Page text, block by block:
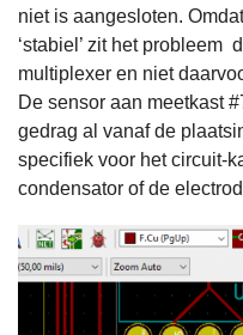
niet is aangesloten.
‘stabiel’ zit het probleem
multiplexer en niet
De sensor aan meetkast
gedrag al vanaf de
specifiek voor het circuit-
condensator of de